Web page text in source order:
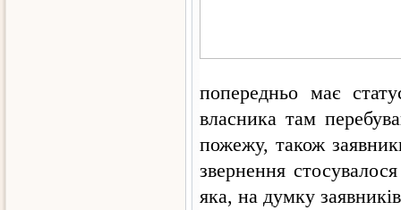
попередньо має
власника там
пожежу, також
звернення
яка, на думку